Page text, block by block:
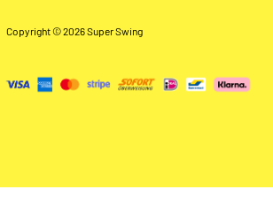
Copyright © 2026 Super Swing